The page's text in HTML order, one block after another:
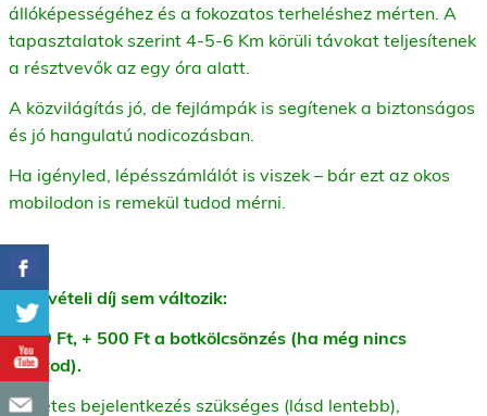
állóképességéhez és a fokozatos terheléshez mérten. A
tapasztalatok szerint 4-5-6 Km körüli távokat teljesítenek
a résztvevők az egy óra alatt.
A közvilágítás jó, de fejlámpák is segítenek a biztonságos
és jó hangulatú nodicozásban.
Ha igényled, lépésszámlálót is viszek – bár ezt az okos
mobilodon is remekül tudod mérni.
Részvételi díj sem változik:
1000 Ft, + 500 Ft a botkölcsönzés (ha még nincs
sajátod).
Előzetes bejelentkezés szükséges (lásd lentebb),